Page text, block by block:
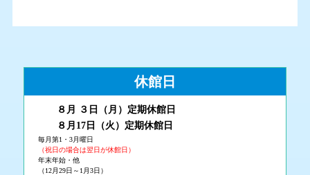
休館日
８月 ３ 日（月 ） 定期休館日
８月17日（火 ）定期休館日
毎月第1・3月曜日
（祝日の場合は翌日が休館日）
年末年始・他
（12月29日～1月3日）